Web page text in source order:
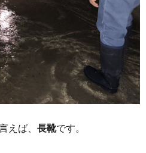
えば、 長靴です。